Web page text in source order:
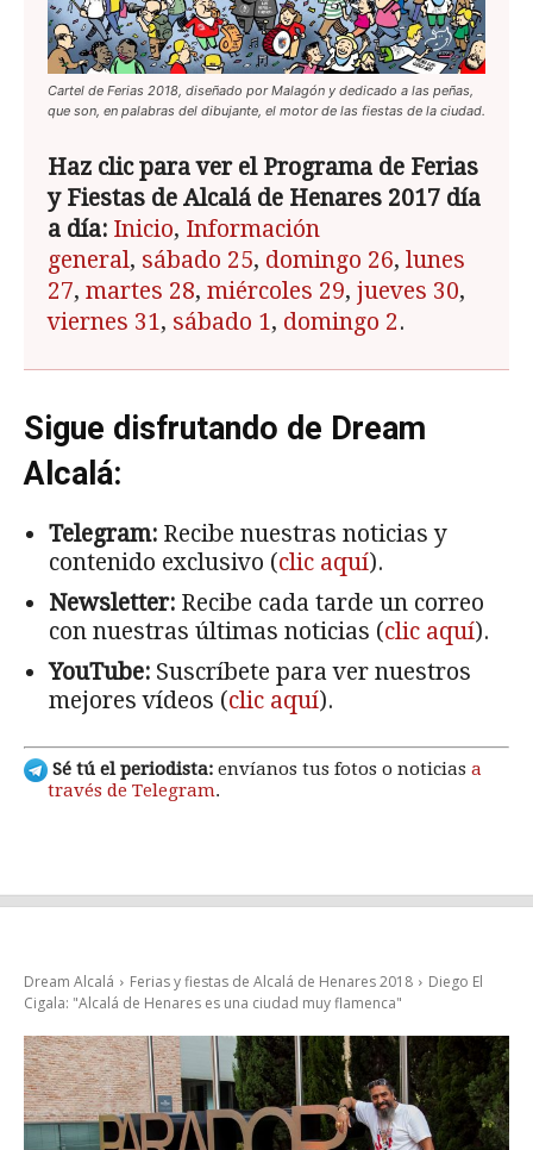
Cartel de Ferias 2018, diseñado por Malagón y dedicado a las peñas,
que son, en palabras del dibujante, el motor de las fiestas de la ciudad.
Haz clic para ver el Programa de Ferias
y Fiestas de Alcalá de Henares 2017 día
a día: Inicio, Información
general, sábado 25, domingo 26, lunes
27, martes 28, miércoles 29, jueves 30,
viernes 31, sábado 1, domingo 2.
Sigue disfrutando de Dream
Alcalá:
Telegram: Recibe nuestras noticias y
contenido exclusivo (clic aquí).
Newsletter: Recibe cada tarde un correo
con nuestras últimas noticias (clic aquí).
YouTube: Suscríbete para ver nuestros
mejores vídeos (clic aquí).
Sé tú el periodista: envíanos tus fotos o noticias a
través de Telegram.